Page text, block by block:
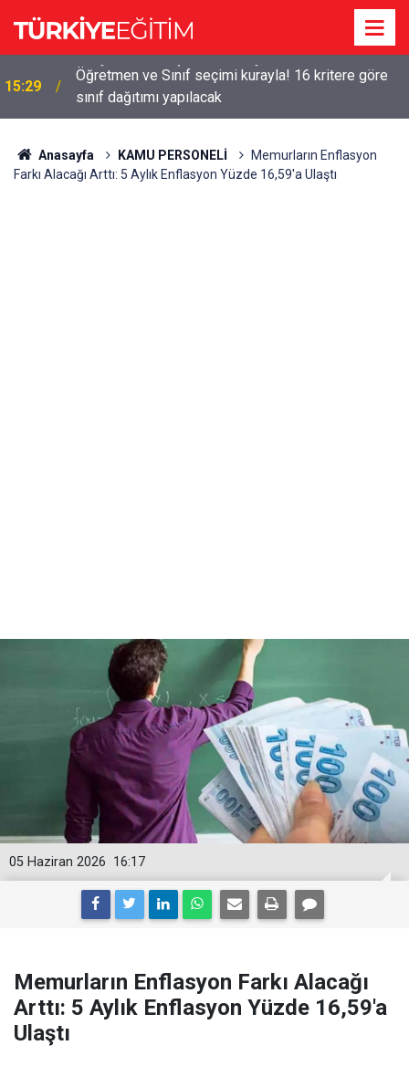
15:29
Öğretmen ve Sınıf seçimi kurayla! 16 kritere göre
sınıf dağıtımı yapılacak
Anasayfa KAMU PERSONELİ
Memurların Enflasyon
Farkı Alacağı Arttı: 5 Aylık Enflasyon Yüzde 16,59'a Ulaştı
16:17
05 Haziran 2026
Memurların Enflasyon Farkı Alacağı
Arttı: 5 Aylık Enflasyon Yüzde 16,59'a
Ulaştı